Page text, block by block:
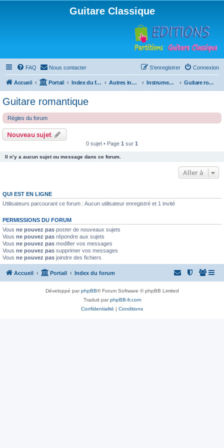
Guitare Classique
FAQ Nous contacter Connexion
S’enregistrer
Accueil Portail Index du forum Autres instruments à cordes pincées, ou styles Instruments anciens Guitare romantique
Guitare romantique
Règles du forum
Nouveau sujet
0 sujet • Page 1 sur 1
Il n’y a aucun sujet ou message dans ce forum.
Aller à
QUI EST EN LIGNE
Utilisateurs parcourant ce forum : Aucun utilisateur enregistré et 1 invité
PERMISSIONS DU FORUM
Vous ne pouvez pas poster de nouveaux sujets
Vous ne pouvez pas répondre aux sujets
Vous ne pouvez pas modifier vos messages
Vous ne pouvez pas supprimer vos messages
Vous ne pouvez pas joindre des fichiers
Accueil Portail Index du forum
Développé parphpBB® Forum Software © phpBB Limited
Traduit parphpBB-fr.com
Confidentialité | Conditions